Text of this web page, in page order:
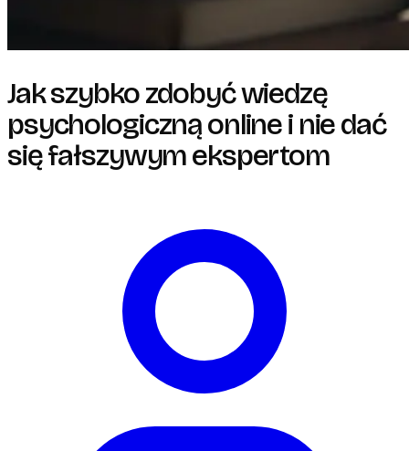
Jak szybko zdobyć wiedzę
psychologiczną online i nie dać
się fałszywym ekspertom